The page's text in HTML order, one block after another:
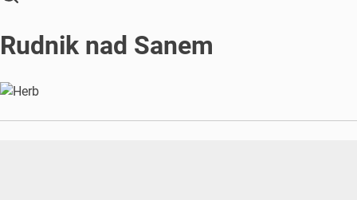
Rudnik nad Sanem